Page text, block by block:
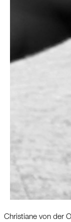
Christiane von der